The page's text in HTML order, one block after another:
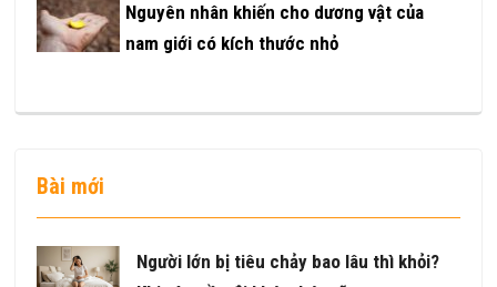
Nguyên nhân khiến cho dương vật của
nam giới có kích thước nhỏ
Bài mới
Người lớn bị tiêu chảy bao lâu thì khỏi?